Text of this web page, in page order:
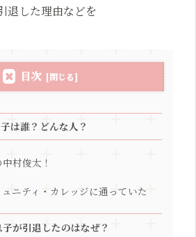
退した理由などを
目次
は誰？どんな人？
村俊太！
ニティ・カレッジに通っていた
が引退したのはなぜ？